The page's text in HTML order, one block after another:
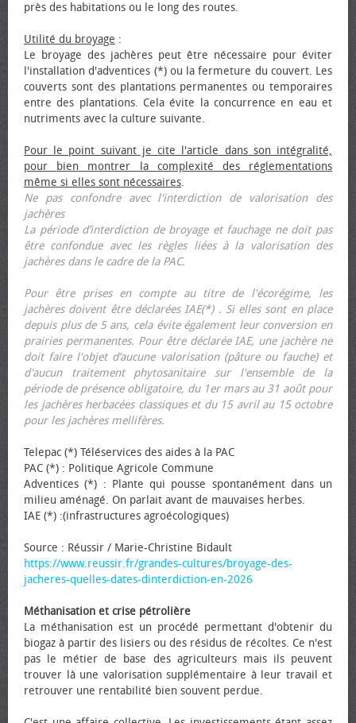
près des habitations ou le long des routes.
Utilité du broyage :
Le broyage des jachères peut être nécessaire pour éviter
l'installation d'adventices (*) ou la fermeture du couvert. Les
couverts sont des plantations permanentes ou temporaires
entre des plantations. Cela évite la concurrence en eau et
nutriments avec la culture suivante.
Pour le point suivant je cite l'article dans son intégralité,
pour bien montrer la complexité des réglementations
même si elles sont nécessaires.
Ne pas confondre avec l'interdiction de valorisation des
jachères
La période d’interdiction de broyage et fauchage ne doit pas
être confondue avec les règles liées à la valorisation des
jachères dans le cadre de la PAC.
Pour être prises en compte au titre de l'écorégime, les
jachères doivent être déclarées IAE(*) . Si elles sont en place
depuis plus de 5 ans, cela évite également leur conversion en
prairies permanentes. Pour être déclarée IAE, une jachère ne
doit faire l'objet d’aucune valorisation (pâture ou fauche) et
d'aucun traitement phytosanitaire sur l'ensemble de la
période de présence obligatoire, du 1er mars au 31 août pour
les jachères herbacées classiques et du 15 avril au 15 octobre
pour les jachères mellifères.
Telepac (*) Téléservices des aides à la PAC
PAC (*) : Politique Agricole Commune
Adventices (*) : Plante qui pousse spontanément dans un
milieu aménagé. On parlait avant de mauvaises herbes.
IAE (*) :(infrastructures agroécologiques)
Source : Réussir / Marie-Christine Bidault
https://www.reussir.fr/grandes-cultures/broyage-des-
jacheres-quelles-dates-dinterdiction-en-2026
Méthanisation et crise pétrolière
La méthanisation est un procédé permettant d'obtenir du
biogaz à partir des lisiers ou des résidus de récoltes. Ce n'est
pas le métier de base des agriculteurs mais ils peuvent
trouver là une valorisation supplémentaire à leur travail et
retrouver une rentabilité bien souvent perdue.